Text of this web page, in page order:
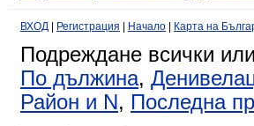
ВХОД Регистрация Начало Карта на
Подреждане всички
По дължина,
Район и N, Последна